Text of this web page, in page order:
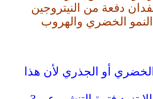
دفعة من النيتروجين
في النمو الخضري والهروب
كان المجموع الخضري أو الجذري لأن هذا